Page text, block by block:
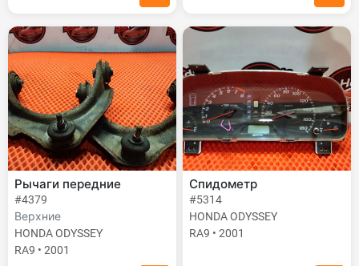
Рычаги передние
#4379
Верхние
HONDA ODYSSEY
RA9 • 2001
Спидометр
#5314
HONDA ODYSSEY
RA9 • 2001